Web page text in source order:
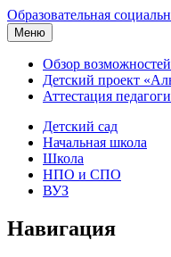
Образовательная
Меню
Обзор возможностей
Детский проект
Аттестация
Детский сад
Начальная школа
Школа
НПО и СПО
ВУЗ
Навигация